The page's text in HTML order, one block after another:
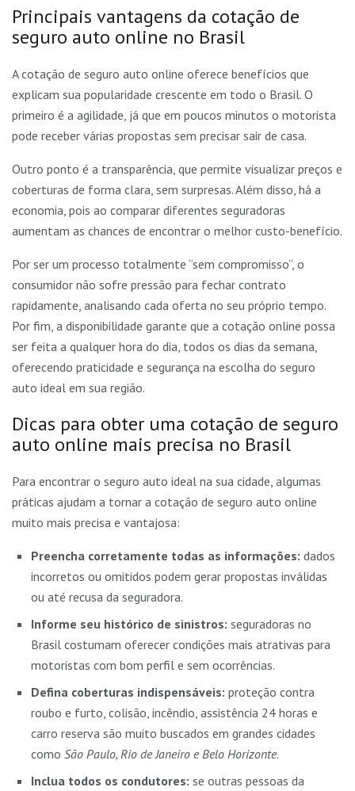
Principais vantagens da cotação de
seguro auto online no Brasil
A cotação de seguro auto online oferece benefícios que
explicam sua popularidade crescente em todo o Brasil. O
primeiro é a agilidade, já que em poucos minutos o motorista
pode receber várias propostas sem precisar sair de casa.
Outro ponto é a transparência, que permite visualizar preços e
coberturas de forma clara, sem surpresas. Além disso, há a
economia, pois ao comparar diferentes seguradoras
aumentam as chances de encontrar o melhor custo-benefício.
Por ser um processo totalmente “sem compromisso”, o
consumidor não sofre pressão para fechar contrato
rapidamente, analisando cada oferta no seu próprio tempo.
Por fim, a disponibilidade garante que a cotação online possa
ser feita a qualquer hora do dia, todos os dias da semana,
oferecendo praticidade e segurança na escolha do seguro
auto ideal em sua região.
Dicas para obter uma cotação de seguro
auto online mais precisa no Brasil
Para encontrar o seguro auto ideal na sua cidade, algumas
práticas ajudam a tornar a cotação de seguro auto online
muito mais precisa e vantajosa:
Preencha corretamente todas as informações: dados
incorretos ou omitidos podem gerar propostas inválidas
ou até recusa da seguradora.
Informe seu histórico de sinistros: seguradoras no
Brasil costumam oferecer condições mais atrativas para
motoristas com bom perfil e sem ocorrências.
Defina coberturas indispensáveis: proteção contra
roubo e furto, colisão, incêndio, assistência 24 horas e
carro reserva são muito buscados em grandes cidades
como São Paulo, Rio de Janeiro e Belo Horizonte.
Inclua todos os condutores: se outras pessoas da